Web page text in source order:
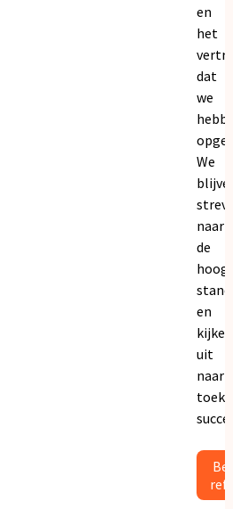
en
het
dat
we
We
naar
de
en
kijken
uit
naar